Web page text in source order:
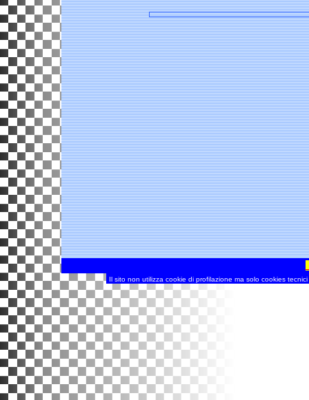
Il sito non utilizza cookie di profilazione ma solo cookies